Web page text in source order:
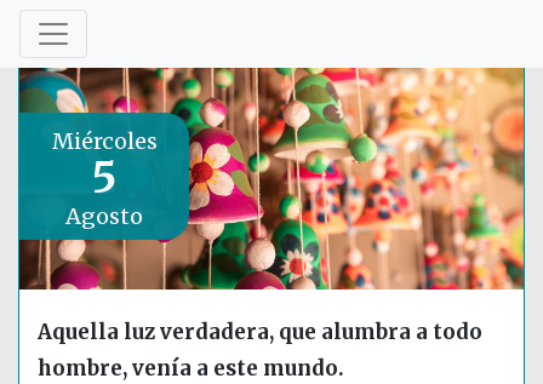
Miércoles
5
Agosto
Aquella luz verdadera, que alumbra a todo
hombre, venía a este mundo.